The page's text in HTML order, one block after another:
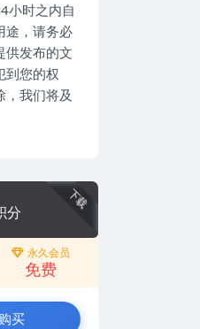
小时之内自
途，请务必
供发布的文
到您的权
，我们将及
下载
分
永久会员
免费
买